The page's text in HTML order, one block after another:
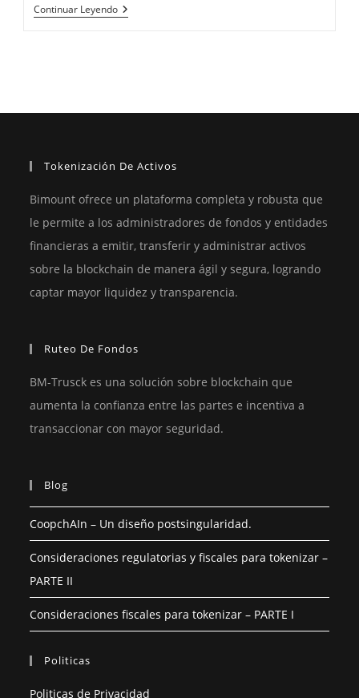
Continuar LeyendoTrazabilidad
De
Tokenización De Activos
Bimount ofrece un plataforma completa y robusta que
le permite a los administradores de fondos y entidades
financieras a emitir, transferir y administrar activos
sobre la blockchain de manera ágil y segura, logrando
captar mayor liquidez y transparencia.
Ruteo De Fondos
BM-Trusck es una solución sobre blockchain que
aumenta la confianza entre las partes e incentiva a
transaccionar con mayor seguridad.
Blog
CoopchAIn – Un diseño postsingularidad.
Consideraciones regulatorias y fiscales para tokenizar –
PARTE II
Consideraciones fiscales para tokenizar – PARTE I
Politicas
Politicas de Privacidad